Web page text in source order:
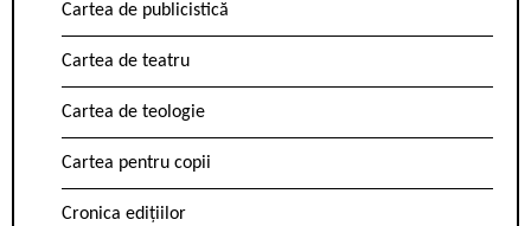
Cartea de publicistică
Cartea de teatru
Cartea de teologie
Cartea pentru copii
Cronica edițiilor